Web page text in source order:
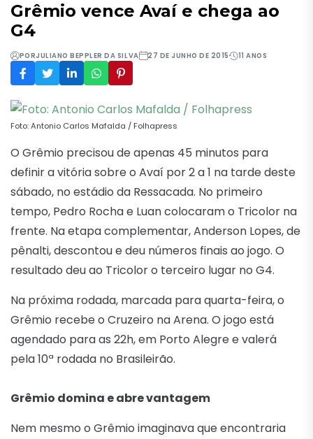
Grêmio vence Avaí e chega ao
G4
PORJULIANO BEPPLER DA SILVA 27 DE JUNHO DE 2015 11 ANOS
Foto: Antonio Carlos Mafalda / Folhapress
O Grêmio precisou de apenas 45 minutos para
definir a vitória sobre o Avaí por 2 a 1 na tarde deste
sábado, no estádio da Ressacada. No primeiro
tempo, Pedro Rocha e Luan colocaram o Tricolor na
frente. Na etapa complementar, Anderson Lopes, de
pênalti, descontou e deu números finais ao jogo. O
resultado deu ao Tricolor o terceiro lugar no G4.
Na próxima rodada, marcada para quarta-feira, o
Grêmio recebe o Cruzeiro na Arena. O jogo está
agendado para as 22h, em Porto Alegre e valerá
pela 10ª rodada no Brasileirão.
Grêmio domina e abre vantagem
Nem mesmo o Grêmio imaginava que encontraria